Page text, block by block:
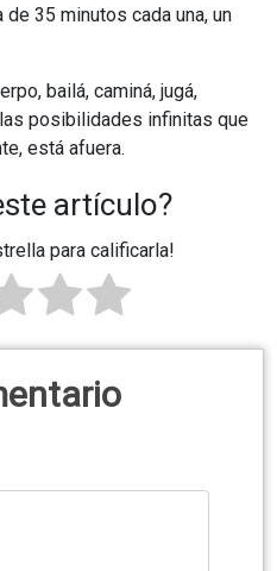
35 minutos cada una, un
bailá, caminá, jugá,
posibilidades infinitas que
está afuera.
artículo?
para calificarla!